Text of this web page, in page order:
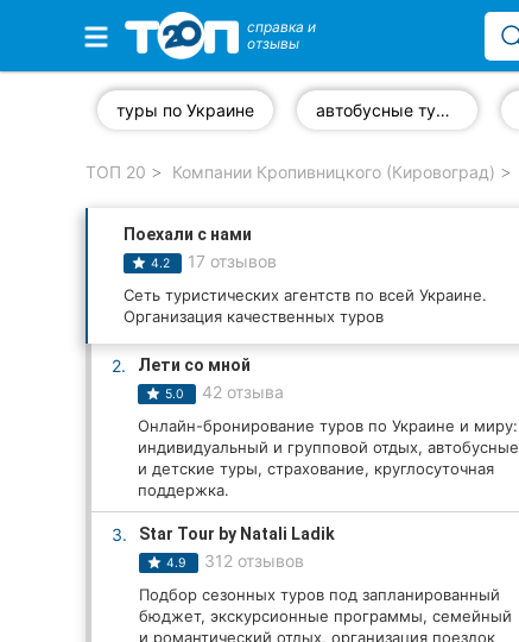
Избранные компании
Стоматологии
Частные клиники
Ветеринарные клиники
Автошколы
Все города:
справка и
отзывы
туры по Украине автобусные туры
ТОП 20 Компании Кропивницкого (Кировоград)
Поехали с нами
4.2 17 отзывов
Сеть туристических агентств по всей Украине.
Организация качественных туров
2. Лети со мной
5.0 42 отзыва
Онлайн-бронирование туров по Украине и миру:
индивидуальный и групповой отдых, автобусные
и детские туры, страхование, круглосуточная
поддержка.
3. Star Tour by Natali Ladik
4.9 312 отзывов
Подбор сезонных туров под запланированный
бюджет, экскурсионные программы, семейный
и романтический отдых, организация поездок